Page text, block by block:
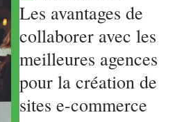
Les avantages de
collaborer avec les
meilleures agences
pour la création de
sites e-commerce